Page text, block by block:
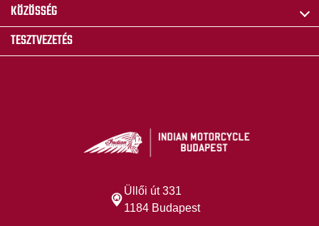
KÖZÖSSÉG
TESZTVEZETÉS
Üllői út 331
1184 Budapest